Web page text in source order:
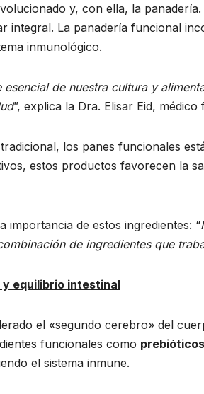
y, con ella, la
integral. La panadería funcional
inmunológico.
esencial de nuestra cultura y
”, explica la Dra. Elisar Eid,
los panes funcionales
estos productos favorecen la
importancia de estos ingredientes: “
de ingredientes que
equilibrio intestinal
el «segundo cerebro» del
funcionales como prebióticos
el sistema inmune.